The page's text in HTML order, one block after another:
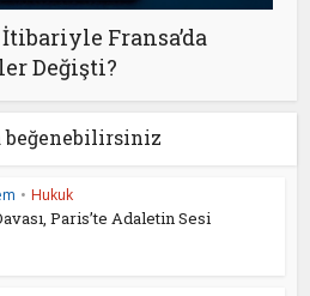
İtibariyle Fransa’da
Değişti?
beğenebilirsiniz
• Hukuk
Paris’te Adaletin Sesi